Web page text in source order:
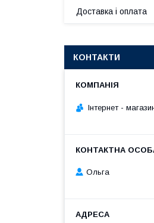
Доставка і оплата
КОНТАКТИ
Інтернет -
Ольга